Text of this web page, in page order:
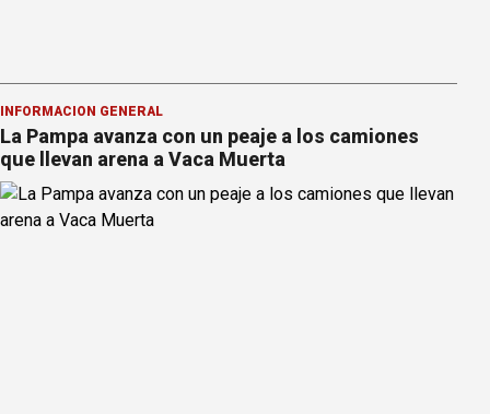
INFORMACION GENERAL
La Pampa avanza con un peaje a los camiones
que llevan arena a Vaca Muerta